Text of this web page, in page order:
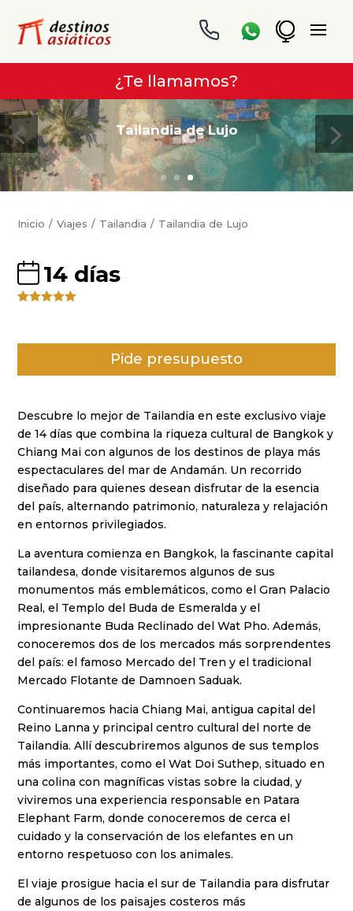
¿Te llamamos?
Tailandia de Lujo
Inicio Viajes Tailandia Tailandia de Lujo
14 días
en
clientes
Pide presupuesto
Descubre lo mejor de Tailandia en este exclusivo viaje
de 14 días que combina la riqueza cultural de Bangkok y
Chiang Mai con algunos de los destinos de playa más
espectaculares del mar de Andamán. Un recorrido
diseñado para quienes desean disfrutar de la esencia
del país, alternando patrimonio, naturaleza y relajación
en entornos privilegiados.
La aventura comienza en Bangkok, la fascinante capital
tailandesa, donde visitaremos algunos de sus
monumentos más emblemáticos, como el Gran Palacio
Real, el Templo del Buda de Esmeralda y el
impresionante Buda Reclinado del Wat Pho. Además,
conoceremos dos de los mercados más sorprendentes
del país: el famoso Mercado del Tren y el tradicional
Mercado Flotante de Damnoen Saduak.
Continuaremos hacia Chiang Mai, antigua capital del
Reino Lanna y principal centro cultural del norte de
Tailandia. Allí descubriremos algunos de sus templos
más importantes, como el Wat Doi Suthep, situado en
una colina con magníficas vistas sobre la ciudad, y
viviremos una experiencia responsable en Patara
Elephant Farm, donde conoceremos de cerca el
cuidado y la conservación de los elefantes en un
entorno respetuoso con los animales.
El viaje prosigue hacia el sur de Tailandia para disfrutar
de algunos de los paisajes costeros más